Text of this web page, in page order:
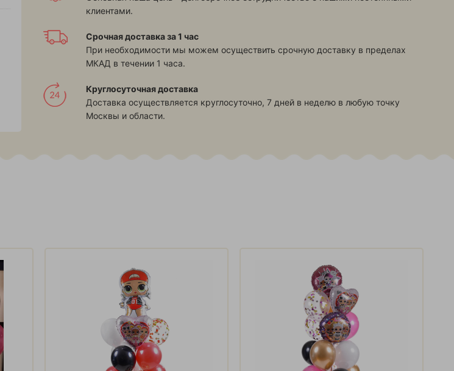
клиентами.
Срочная доставка за 1 час
При необходимости мы можем осуществить срочную доставку в пределах
МКАД в течении 1 часа.
Круглосуточная доставка
Доставка осуществляется круглосуточно, 7 дней в неделю в любую точку
Москвы и области.